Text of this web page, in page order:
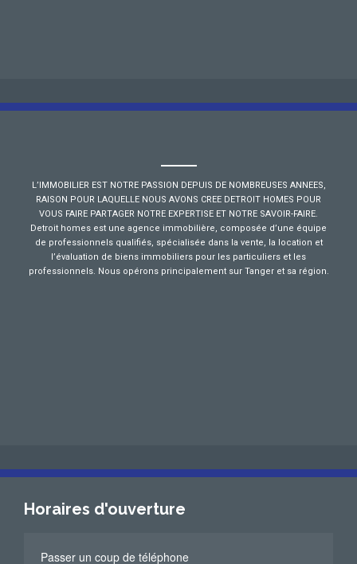
L’IMMOBILIER EST NOTRE PASSION DEPUIS DE NOMBREUSES ANNEES,
RAISON POUR LAQUELLE NOUS AVONS CREE DETROIT HOMES POUR
VOUS FAIRE PARTAGER NOTRE EXPERTISE ET NOTRE SAVOIR-FAIRE.
Detroit homes est une agence immobilière, composée d’une équipe
de professionnels qualifiés, spécialisée dans la vente, la location et
l’évaluation de biens immobiliers pour les particuliers et les
professionnels. Nous opérons principalement sur Tanger et sa région.
Horaires d'ouverture
Passer un coup de téléphone